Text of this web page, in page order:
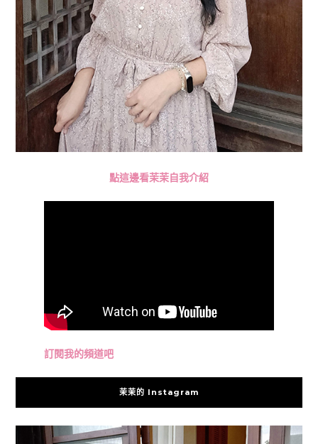
點這邊看茉茉自我介紹
訂閱我的頻道吧
茉茉的 Instagram